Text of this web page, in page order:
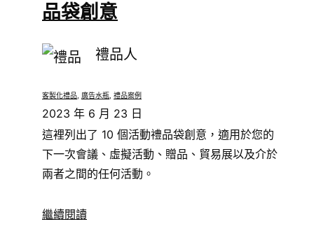
品袋創意
禮品人
客製化禮品 廣告水瓶 禮品案例
2023 年 6 月 23 日
這裡列出了 10 個活動禮品袋創意，適用於您的
下一次會議、虛擬活動、贈品、貿易展以及介於
兩者之間的任何活動。
繼續閱讀